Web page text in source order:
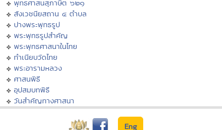
พุทธศาสนสุภาษิต ๖๒๑
สังเวชนียสถาน ๔ ตำบล
ปางพระพุทธรูป
พระพุทธรูปสำคัญ
พระพุทธศาสนาในไทย
ทำเนียบวัดไทย
พระอารามหลวง
ศาสนพิธี
อุปสมบทพิธี
วันสำคัญทางศาสนา
Eng